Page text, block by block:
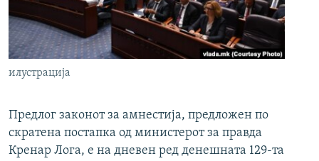
РСЕ веб страници
илустрација
Предлог законот за амнестија, предложен по
скратена постапка од министерот за правда
Кренар Лога, е на дневен ред денешната 129-та